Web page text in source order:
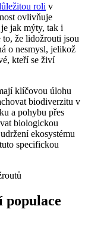
roli v
ovlivňuje
jak mýty, tak i
to, že lidožrouti jsou
o nesmysl, jelikož
kteří⁣ se živí
klíčovou úlohu
biodiverzitu v
a pohybu přes
biologickou
ekosystému
specifickou⁢
populace